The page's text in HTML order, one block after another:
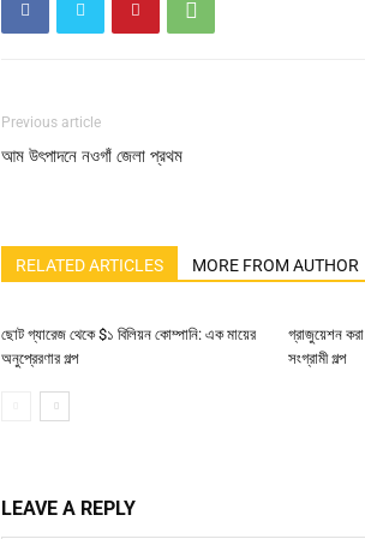
Previous article
আম উৎপাদনে নওগাঁ জেলা প্রথম
RELATED ARTICLES MORE FROM AUTHOR
ছোট গ্যারেজ থেকে $১ বিলিয়ন কোম্পানি: এক মায়ের
অনুপ্রেরণার গল্প
গ্রাজুয়েশন
সংগ্রামী গল্প
LEAVE A REPLY